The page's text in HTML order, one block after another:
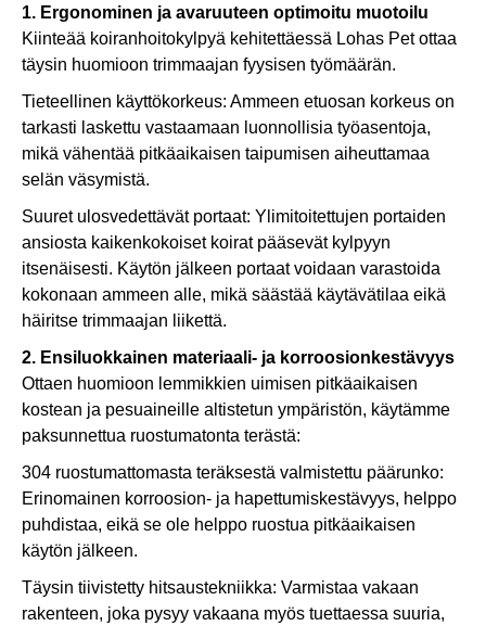
1. Ergonominen ja avaruuteen optimoitu muotoilu
Kiinteää koiranhoitokylpyä kehitettäessä Lohas Pet ottaa
täysin huomioon trimmaajan fyysisen työmäärän.
Tieteellinen käyttökorkeus: Ammeen etuosan korkeus on
tarkasti laskettu vastaamaan luonnollisia työasentoja,
mikä vähentää pitkäaikaisen taipumisen aiheuttamaa
selän väsymistä.
Suuret ulosvedettävät portaat: Ylimitoitettujen portaiden
ansiosta kaikenkokoiset koirat pääsevät kylpyyn
itsenäisesti. Käytön jälkeen portaat voidaan varastoida
kokonaan ammeen alle, mikä säästää käytävätilaa eikä
häiritse trimmaajan liikettä.
2. Ensiluokkainen materiaali- ja korroosionkestävyys
Ottaen huomioon lemmikkien uimisen pitkäaikaisen
kostean ja pesuaineille altistetun ympäristön, käytämme
paksunnettua ruostumatonta terästä:
304 ruostumattomasta teräksestä valmistettu päärunko:
Erinomainen korroosion- ja hapettumiskestävyys, helppo
puhdistaa, eikä se ole helppo ruostua pitkäaikaisen
käytön jälkeen.
Täysin tiivistetty hitsaustekniikka: Varmistaa vakaan
rakenteen, joka pysyy vakaana myös tuettaessa suuria,